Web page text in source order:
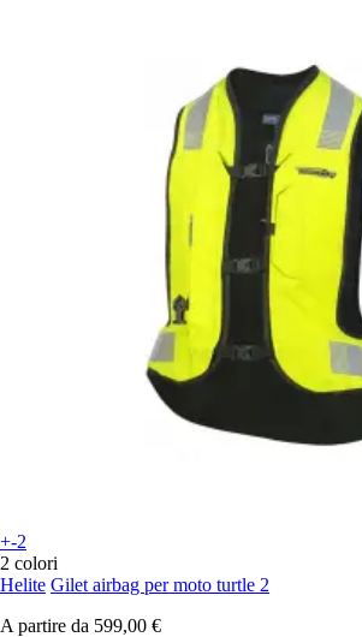
+-2
2 colori
Helite Gilet airbag per moto turtle 2
A partire da 599,00 €